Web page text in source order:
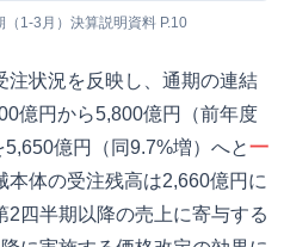
1-3月）決算説明資料 P.10
注状況を反映し、通期の連結
億円から5,800億円（前年度
億円（同9.7%増）へと一
本体の受注残高は2,660億円に
四半期以降の売上に寄与する